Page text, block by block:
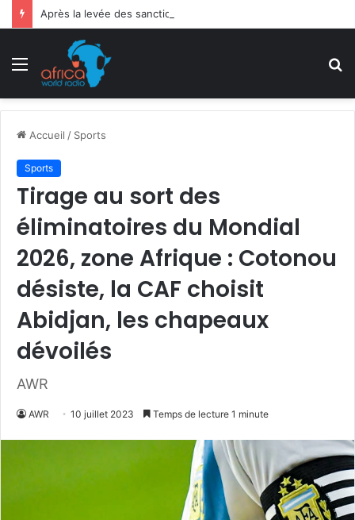
Menu
Accueil / Sports
Sports
Tirage au sort des
éliminatoires du Mondial
2026, zone Afrique : Cotonou
désiste, la CAF choisit
Abidjan, les chapeaux
dévoilés
AWR
AWR 10 juillet 2023 Temps de lecture 1 minute